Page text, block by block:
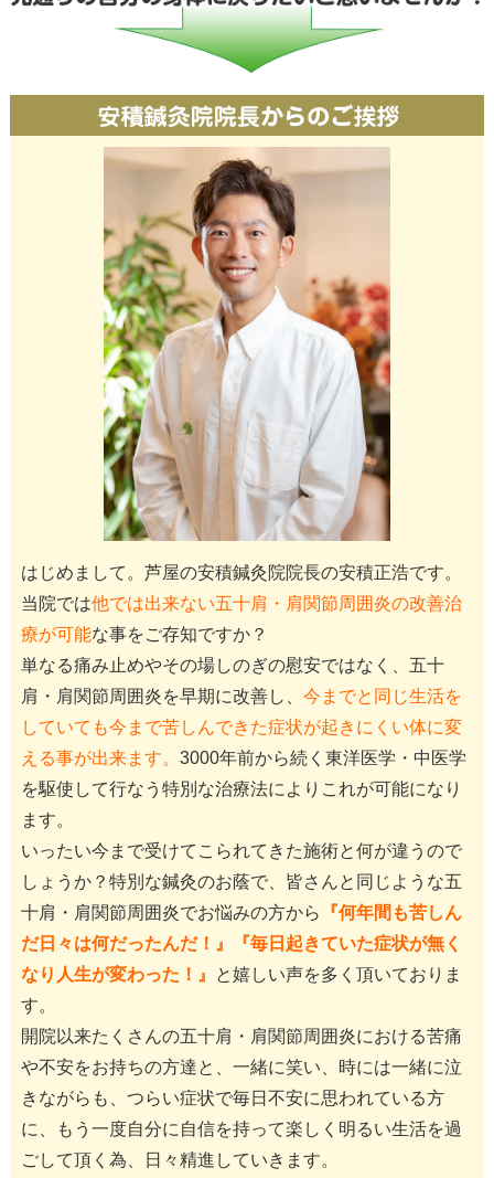
はじめまして。芦屋の安積鍼灸院院長の安積正浩です。
当院では他では出来ない五十肩・肩関節周囲炎の改善治
療が可能な事をご存知ですか？
単なる痛み止めやその場しのぎの慰安ではなく、五十
肩・肩関節周囲炎を早期に改善し、 今までと同じ生活を
していても今まで苦しんできた症状が起きにくい体に変
える事が出来ます。 3000年前から続く東洋医学・中医学
を駆使して行なう特別な治療法によりこれが可能になり
ます。
いったい今まで受けてこられてきた施術と何が違うので
しょうか？特別な鍼灸のお蔭で、皆さんと同じような五
十肩・肩関節周囲炎でお悩みの方から
『何年間も苦しん
だ日々は何だったんだ！』『毎日起きていた症状が無く
なり人生が変わった！』
と嬉しい声を多く頂いておりま
す。
開院以来たくさんの五十肩・肩関節周囲炎における苦痛
や不安をお持ちの方達と、一緒に笑い、時には一緒に泣
きながらも、つらい症状で毎日不安に思われている方
に、もう一度自分に自信を持って楽しく明るい生活を過
ごして頂く為、日々精進していきます。